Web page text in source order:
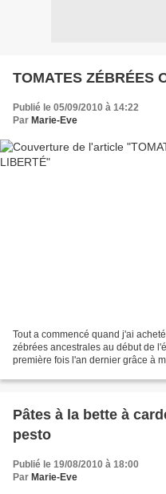
TOMATES ZÉBRÉES
Publié le 05/09/2010 à 14:22
Par Marie-Eve
Tout a commencé quand j'ai
zébrées ancestrales au début de
première fois l'an dernier grâce à
Pâtes à la bette à
pesto
Publié le 19/08/2010 à 18:00
Par Marie-Eve